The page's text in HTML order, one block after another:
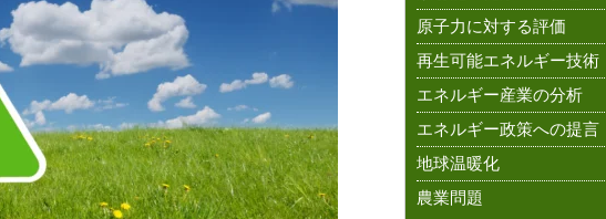
原子力に対する評価
再生可能エネルギー技術
エネルギー産業の分析
エネルギー政策への提言
地球温暖化
農業問題